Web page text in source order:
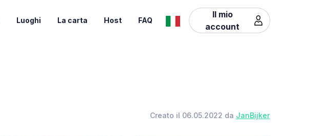
Luoghi La carta Host FAQ
Il mio
account
Creato il 06.05.2022 da JanBijker